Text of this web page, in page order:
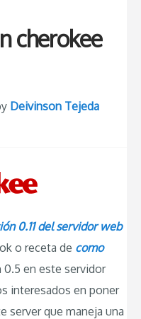
cherokee
Deivinson Tejeda
0.11 del servidor web
o receta de como
en este servidor
interesados en poner
server que maneja una